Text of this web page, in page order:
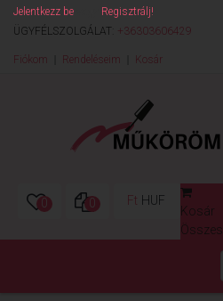
Jelentkezz be
Regisztrálj!
ÜGYFÉLSZOLGÁLAT: +36303606429
Fiókom Rendeléseim Kosár
0 0 Ft HUF
Kosár
Összes: